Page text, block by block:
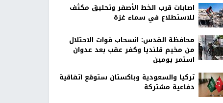
اصابات قرب الخط الأصفر وتحليق مكثف
للاستطلاع في سماء غزة
محافظة القدس: انسحاب قوات الاحتلال
من مخيم قلنديا وكفر عقب بعد عدوان
استمر يومين
تركيا والسعودية وباكستان ستوقع اتفاقية
دفاعية مشتركة